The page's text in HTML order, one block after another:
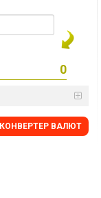
КОНВЕРТЕР ВАЛЮТ